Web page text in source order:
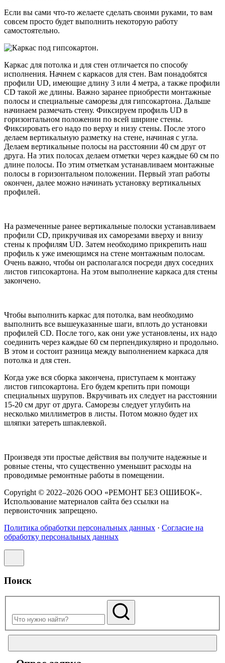
Если вы сами что-то желаете сделать своими руками, то вам
совсем просто будет выполнить некоторую работу
самостоятельно.
Каркас для потолка и для стен отличается по способу
исполнения. Начнем с каркасов для стен. Вам понадобятся
профили UD, имеющие длину 3 или 4 метра, а также профили
CD такой же длины. Важно заранее приобрести монтажные
полосы и специальные саморезы для гипсокартона. Дальше
начинаем размечать стену. Фиксируем профиль UD в
горизонтальном положении по всей ширине стены.
Фиксировать его надо по верху и низу стены. После этого
делаем вертикальную разметку на стене, начиная с угла.
Делаем вертикальные полосы на расстоянии 40 см друг от
друга. На этих полосах делаем отметки через каждые 60 см по
длине полосы. По этим отметкам устанавливаем монтажные
полосы в горизонтальном положении. Первый этап работы
окончен, далее можно начинать установку вертикальных
профилей.
На размеченные ранее вертикальные полоски устанавливаем
профили CD, прикручивая их саморезами вверху и внизу
стены к профилям UD. Затем необходимо прикрепить наш
профиль к уже имеющимся на стене монтажным полосам.
Очень важно, чтобы он располагался посреди двух соседних
листов гипсокартона. На этом выполнение каркаса для стены
закончено.
Чтобы выполнить каркас для потолка, вам необходимо
выполнить все вышеуказанные шаги, вплоть до установки
профилей CD. После того, как они уже установлены, их надо
соединить через каждые 60 см перпендикулярно и продольно.
В этом и состоит разница между выполнением каркаса для
потолка и для стен.
Когда уже вся сборка закончена, приступаем к монтажу
листов гипсокартона. Его будем крепить при помощи
специальных шурупов. Вкручивать их следует на расстоянии
15-20 см друг от друга. Саморезы следует углубить на
несколько миллиметров в листы. Потом можно будет их
шляпки затереть шпаклевкой.
Произведя эти простые действия вы получите надежные и
ровные стены, что существенно уменьшит расходы на
проводимые ремонтные работы в помещении.
Copyright © 2022–2026 ООО «РЕМОНТ БЕЗ ОШИБОК».
Использование материалов сайта без ссылки на
первоисточник запрещено.
Политика обработки персональных данных · Согласие на
обработку персональных данных
Поиск